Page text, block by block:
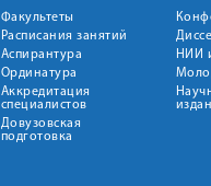
Факультеты
Расписания занятий
Аспирантура
Ординатура
Аккредитация
специалистов
Довузовская
подготовка
НИИ